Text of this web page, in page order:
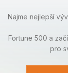
Najme nejlepší
Fortune 500 a
pro